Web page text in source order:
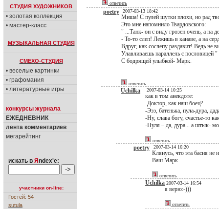
СТУДИЯ ХУДОЖНИКОВ
• золотая коллекция
• мастер-класс
МУЗЫКАЛЬНАЯ СТУДИЯ
СМЕХО-СТУДИЯ
• веселые картинки
• графомания
• литературные игры
конкурсы журнала
ЕЖЕДНЕВНИК
лента комментариев
мегарейтинг
искать в Я ndex'е:
участники on-line:
Гостей: 54
sutula
ответить
poetry 2007-03-13 18:42
Миша! С пулей шутки плохи, но рад
Это мне напомнило Твардовского:
" ...Танк- он с виду грозен очень, а на
- То-то слеп! Лежишь в канаве, а на
Вдруг, как сослепу раздавит! Ведь не
Улавливаешь параллель с пословицей
С бодрящей улыбкой- Марк.
ответить
Uchilka 2007-03-14 10:25
как в том анекдоте:
-Доктор, как наш боец?
-Эээ, батенька, пула-дура,
-Ну, слава богу, счастье-то
-Пуля – да, дура... а штык-
ответить
poetry 2007-03-14 16:20
Клянусь, что эта басня не
Ваш Марк.
ответить
Uchilka 2007-03-14 16:54
я верю:-)))
ответить